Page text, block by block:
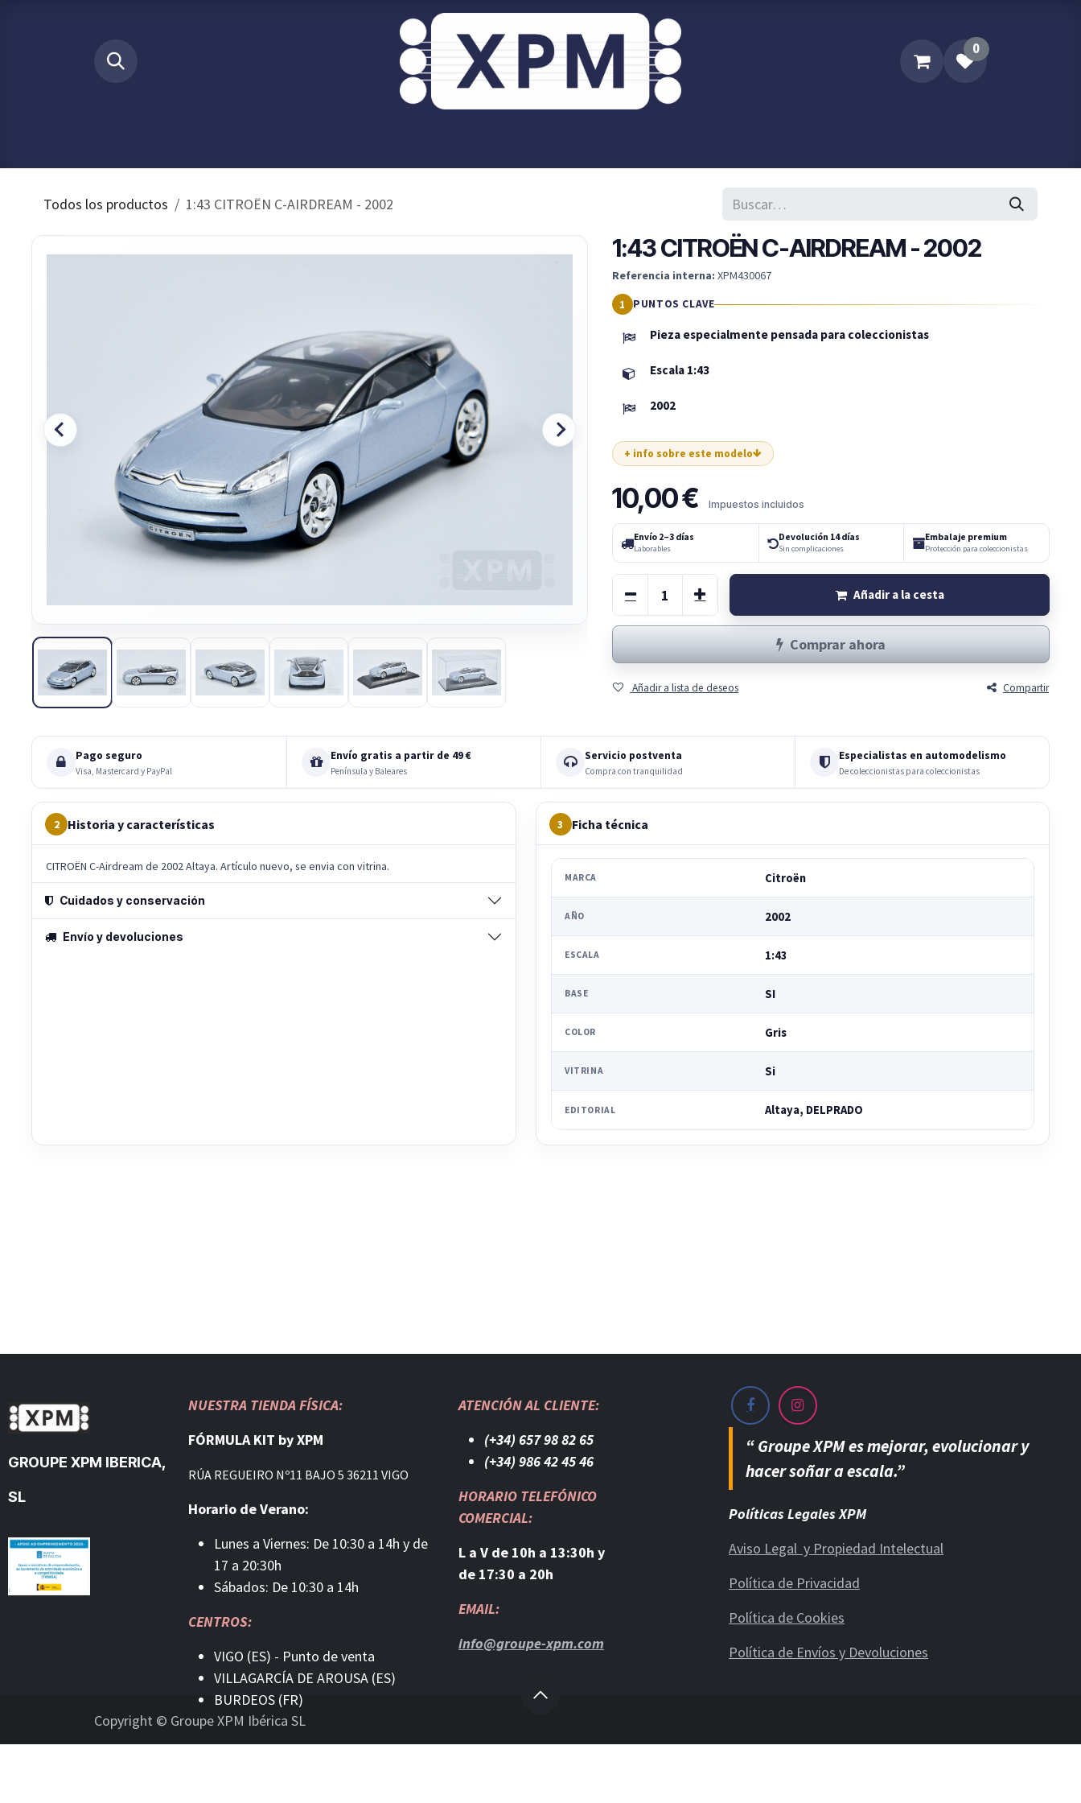
0
Todos los productos 1:43 CITROËN C-AIRDREAM - 2002
1:43 CITROËN C-AIRDREAM - 2002
Referencia interna: XPM430067
PUNTOS CLAVE
Pieza especialmente pensada para coleccionistas
Escala 1:43
2002
+ info sobre este modelo
10,00€ Impuestos incluidos
Envío 2–3 días
Laborables
Devolución 14 días
Sin complicaciones
Embalaje premium
Protección para coleccionistas
Añadir a la cesta
Comprar ahora
Añadir a lista de deseos Compartir
Pago seguro
Visa, Mastercard y PayPal
Envío gratis a partir de 49 €
Península y Baleares
Servicio postventa
Compra con tranquilidad
Especialistas en automodelismo
De coleccionistas para coleccionistas
2 Historia y características
CITROËN C-Airdream de 2002 Altaya. Artículo nuevo, se envia con vitrina.
Cuidados y conservación
Envío y devoluciones
3 Ficha técnica
MARCA Citroën
AÑO 2002
ESCALA 1:43
BASE SI
COLOR Gris
VITRINA Si
EDITORIAL Altaya, DELPRADO
“ Groupe XPM es mejorar, evolucionar y
hacer soñar a escala.”
Políticas Legales XPM
Aviso Legal y Propiedad Intelectual
Política de Privacidad
Política de Cookies
Política de Envíos y Devoluciones
GROUPE XPM IBERICA,
SL
NUESTRA TIENDA FÍSICA:
FÓRMULA KIT by XPM
RÚA REGUEIRO Nº11 BAJO 5 36211 VIGO
Horario de Verano:
Lunes a Viernes: De 10:30 a 14h y de
17 a 20:30h
Sábados: De 10:30 a 14h
CENTROS:
VIGO (ES) - Punto de venta
VILLAGARCÍA DE AROUSA (ES)
BURDEOS (FR)
ATENCIÓN AL CLIENTE:
(+34) 657 98 82 65
(+34) 986 42 45 46​
HORARIO TELEFÓNICO
COMERCIAL:
L a V de 10h a 13:30h y
de 17:30 a 20h
EMAIL:
info@groupe-xpm.com
Copyright © Groupe XPM Ibérica SL